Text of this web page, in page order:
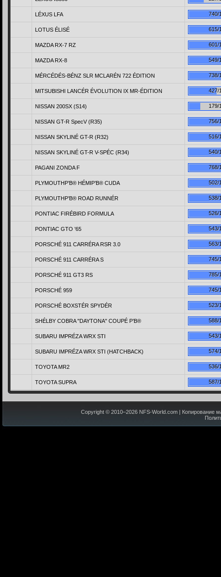
LÉXUS LFA 740/
LOTUS ÉLISÉ 615/
MAZDA RX-7 RZ 601/
MAZDA RX-8 549/
MÉRCÉDÉS-BÉNZ SLR MCLARÉN 722 ÉDITION 738/
MITSUBISHI LANCÉR ÉVOLUTION IX MR-ÉDITION 427/
NISSAN 200SX (S14) 179/
NISSAN GT-R SpecV (R35) 756/
NISSAN SKYLINÉ GT-R (R32) 516/
NISSAN SKYLINÉ GT-R V-SPÉC (R34) 540/
PAGANI ZONDA F 768/
PLYMOUTHР’В® HÉMIР’В® CUDA 502/
PLYMOUTHР’В® ROAD RUNNÉR 538/
PONTIAC FIRÉBIRD FORMULA 526/
PONTIAC GTO '65 543/
PORSCHÉ 911 CARRÉRA RSR 3.0 563/
PORSCHÉ 911 CARRÉRA S 745/
PORSCHÉ 911 GT3 RS 785/
PORSCHÉ 959 745/
PORSCHÉ BOXSTÉR SPYDÉR 523/
SHÉLBY COBRA "DAYTONA" COUPÉ Р’В® 588/
SUBARU IMPRÉZA WRX STI 543/
SUBARU IMPRÉZA WRX STI (HATCHBACK) 574/
TOYOTA MR2 536/
TOYOTA SUPRA 587/
Copyright © 2010–2026 NFS-World.com | Копирование